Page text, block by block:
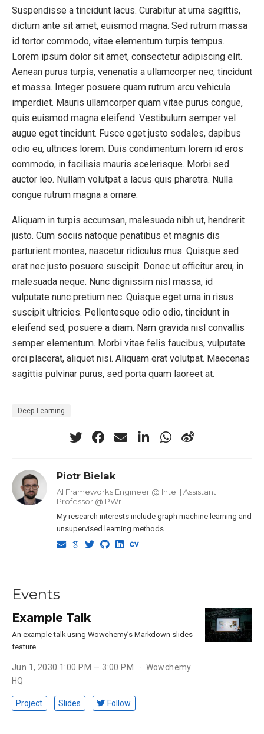
Suspendisse a tincidunt lacus. Curabitur at urna sagittis,
dictum ante sit amet, euismod magna. Sed rutrum massa
id tortor commodo, vitae elementum turpis tempus.
Lorem ipsum dolor sit amet, consectetur adipiscing elit.
Aenean purus turpis, venenatis a ullamcorper nec, tincidunt
et massa. Integer posuere quam rutrum arcu vehicula
imperdiet. Mauris ullamcorper quam vitae purus congue,
quis euismod magna eleifend. Vestibulum semper vel
augue eget tincidunt. Fusce eget justo sodales, dapibus
odio eu, ultrices lorem. Duis condimentum lorem id eros
commodo, in facilisis mauris scelerisque. Morbi sed
auctor leo. Nullam volutpat a lacus quis pharetra. Nulla
congue rutrum magna a ornare.
Aliquam in turpis accumsan, malesuada nibh ut, hendrerit
justo. Cum sociis natoque penatibus et magnis dis
parturient montes, nascetur ridiculus mus. Quisque sed
erat nec justo posuere suscipit. Donec ut efficitur arcu, in
malesuada neque. Nunc dignissim nisl massa, id
vulputate nunc pretium nec. Quisque eget urna in risus
suscipit ultricies. Pellentesque odio odio, tincidunt in
eleifend sed, posuere a diam. Nam gravida nisl convallis
semper elementum. Morbi vitae felis faucibus, vulputate
orci placerat, aliquet nisi. Aliquam erat volutpat. Maecenas
sagittis pulvinar purus, sed porta quam laoreet at.
Deep Learning
Piotr Bielak
AI Frameworks Engineer @ Intel | Assistant
Professor @ PWr
My research interests include graph machine learning and
unsupervised learning methods.
Events
Example Talk
An example talk using Wowchemy’s Markdown slides
feature.
Jun 1, 2030 1:00 PM — 3:00 PM
Wowchemy
HQ
Project Slides Follow